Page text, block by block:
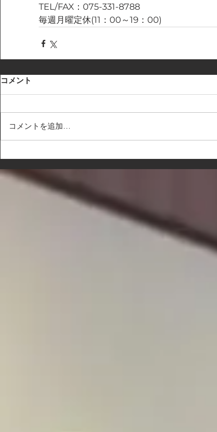
TEL/FAX：075-331-8788
毎週月曜定休(11：00～19：00)
コメント
コメントを追加…